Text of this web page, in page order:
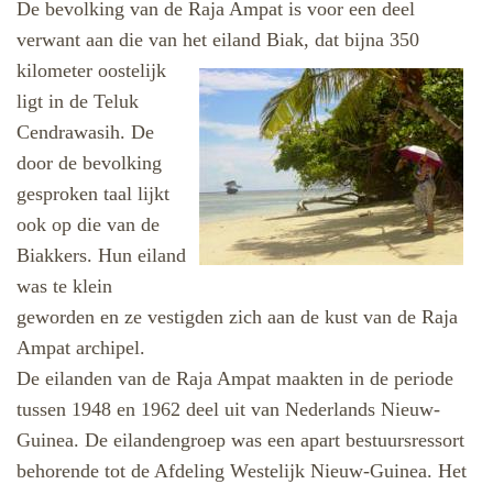
De bevolking van de Raja Ampat is voor een deel
verwant aan die van het eiland Biak, dat bijna 350
kilometer oostelijk
ligt in de Teluk
Cendrawasih. De
door de bevolking
gesproken taal lijkt
ook op die van de
Biakkers. Hun eiland
was te klein
geworden en ze vestigden zich aan de kust van de Raja
Ampat archipel.
De eilanden van de Raja Ampat maakten in de periode
tussen 1948 en 1962 deel uit van Nederlands Nieuw-
Guinea. De eilandengroep was een apart bestuursressort
behorende tot de Afdeling Westelijk Nieuw-Guinea. Het